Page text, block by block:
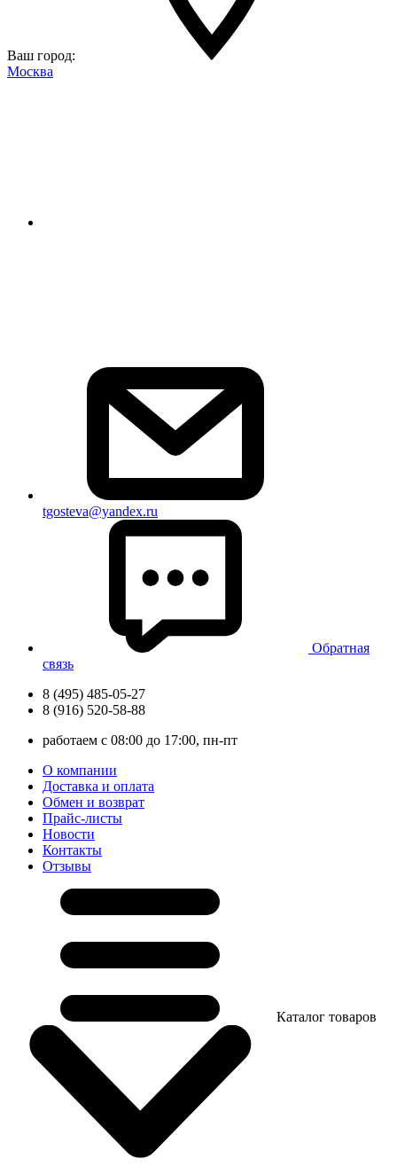
Ваш город:
Москва
tgosteva@yandex.ru
Обратная
связь
8 (495) 485-05-27
8 (916) 520-58-88
работаем с 08:00 до 17:00, пн-пт
О компании
Доставка и оплата
Обмен и возврат
Прайс-листы
Новости
Контакты
Отзывы
Каталог товаров